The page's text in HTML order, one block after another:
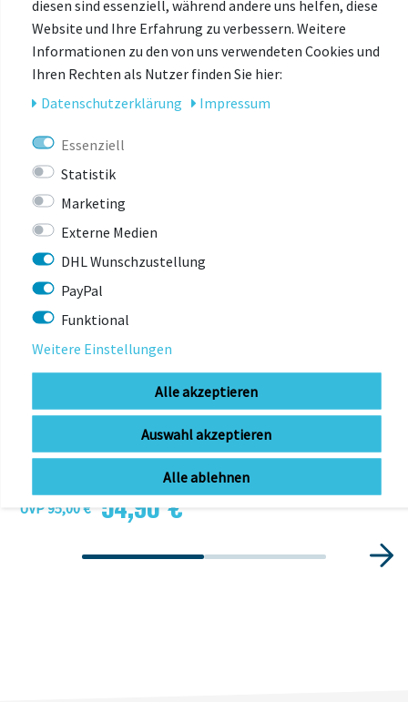
VAUDE Silkroad L (i-Rack)
zur Zeit nicht lieferbar
UVP 95,00 € 54,90 € *
diesen sind essenziell, während andere uns helfen, diese
Website und Ihre Erfahrung zu verbessern. Weitere
Informationen zu den von uns verwendeten Cookies und
Ihren Rechten als Nutzer finden Sie hier:
Daten­schutz­erklärung
Impressum
Essenziell
Statistik
Marketing
Externe Medien
DHL Wunschzustellung
PayPal
Funktional
Weitere Einstellungen
Alle akzeptieren
Auswahl akzeptieren
Alle ablehnen